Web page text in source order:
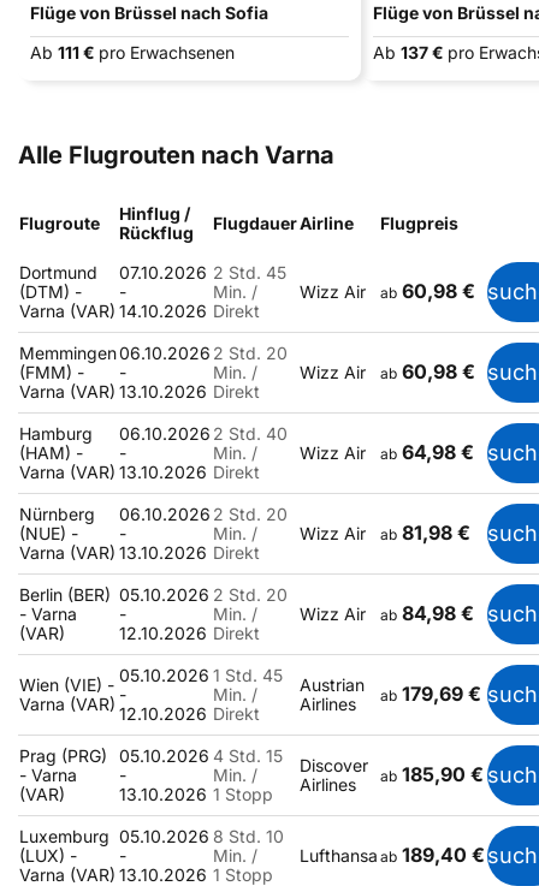
Flüge von Brüssel nach Sofia
Ab 111 € pro Erwachsenen
Flüge von Brüssel
Ab 137 € pro
Alle Flugrouten nach Varna
Flugroute
Hinflug /
Rückflug
FlugdauerAirline Flugpreis
Dortmund
(DTM) -
Varna (VAR)
07.10.2026
-
14.10.2026
2 Std. 45
Min. /
Direkt
Wizz Air ab 60,98 €
Memmingen
(FMM) -
Varna (VAR)
06.10.2026
-
13.10.2026
2 Std. 20
Min. /
Direkt
Wizz Air ab 60,98 €
Hamburg
(HAM) -
Varna (VAR)
06.10.2026
-
13.10.2026
2 Std. 40
Min. /
Direkt
Wizz Air ab 64,98 €
Nürnberg
(NUE) -
Varna (VAR)
06.10.2026
-
13.10.2026
2 Std. 20
Min. /
Direkt
Wizz Air ab 81,98 €
Berlin (BER)
- Varna
(VAR)
05.10.2026
-
12.10.2026
2 Std. 20
Min. /
Direkt
Wizz Air ab 84,98 €
Wien (VIE) -
Varna (VAR)
05.10.2026
-
12.10.2026
1 Std. 45
Min. /
Direkt
Austrian
Airlines
ab 179,69 €
Prag (PRG)
- Varna
(VAR)
05.10.2026
-
13.10.2026
4 Std. 15
Min. /
1 Stopp
Discover
Airlines
ab 185,90 €
Luxemburg
(LUX) -
Varna (VAR)
05.10.2026
-
13.10.2026
8 Std. 10
Min. /
1 Stopp
Lufthansa ab 189,40 €